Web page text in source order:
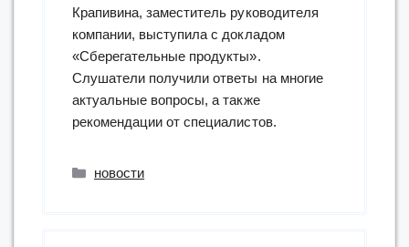
Крапивина, заместитель руководителя
компании, выступила с докладом
«Сберегательные продукты».
Слушатели получили ответы на многие
актуальные вопросы, а также
рекомендации от специалистов.
Рубрики
новости